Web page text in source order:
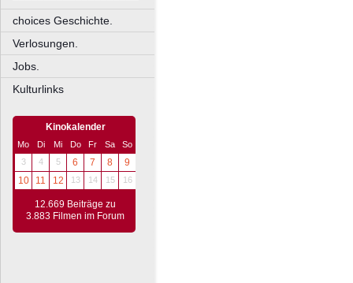
choices Geschichte.
Verlosungen.
Jobs.
Kulturlinks
Kinokalender
Mo Di Mi Do Fr Sa
So
3
4 5 6 7 8
9
10
11 12 13 14 15 16
12.669 Beiträge zu
3.883 Filmen im Forum